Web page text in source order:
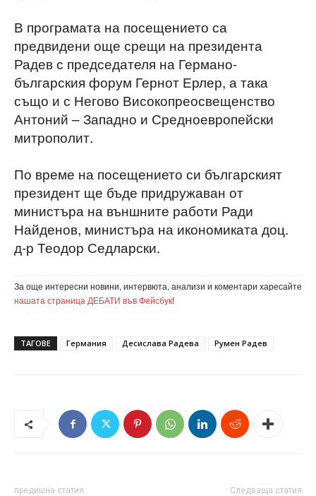
В програмата на посещението са
предвидени още срещи на президента
Радев с председателя на Германо-
българския форум Гернот Ерлер, а така
също и с Негово Високопреосвещенство
Антоний – Западно и Средноевропейски
митрополит.
По време на посещението си българският
президент ще бъде придружаван от
министъра на външните работи Ради
Найденов, министъра на икономиката доц.
д-р Теодор Седларски.
За още интересни новини, интервюта, анализи и коментари харесайте
нашата страница ДЕБАТИ във Фейсбук!
ТАГОВЕ Германия Десислава Радева Румен Радев
предишна статия Следваща статия